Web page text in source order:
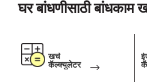
घर बांधणीसाठी बांधकाम
खर्च
कॅल्क्युलेटर